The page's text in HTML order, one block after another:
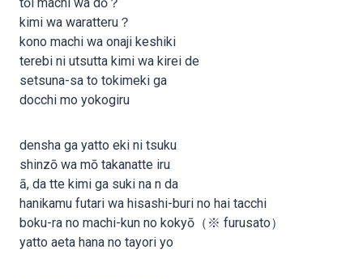
kimi wa waratteru？
kono machi wa onaji keshiki
terebi ni utsutta kimi wa kirei de
setsuna-sa to tokimeki ga
docchi mo yokogiru
densha ga yatto eki ni tsuku
shinzō wa mō takanatte iru
ā, da tte kimi ga suki na n da
hanikamu futari wa hisashi-buri no hai tacchi
boku-ra no machi-kun no kokyō（※ furusato）
yatto aeta hana no tayori yo